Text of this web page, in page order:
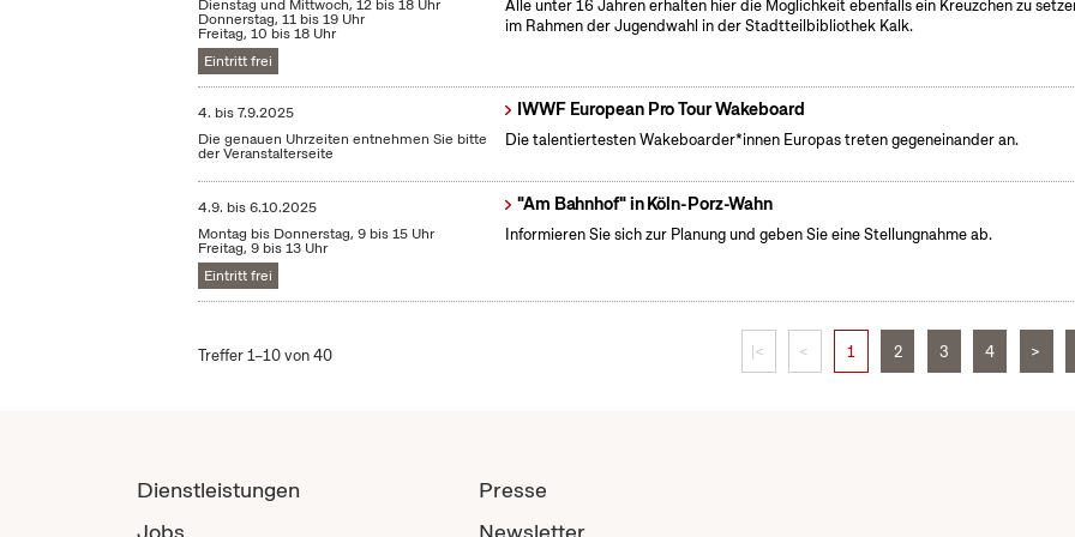
Dienstag und Mittwoch, 12 bis 18 Uhr
Donnerstag, 11 bis 19 Uhr
Freitag, 10 bis 18 Uhr
Eintritt frei
Alle unter 16 Jahren erhalten hier die Möglichkeit ebenfalls ein Kreuzchen zu
im Rahmen der Jugendwahl in der Stadtteilbibliothek Kalk.
4. bis7.9.2025
Die genauen Uhrzeiten entnehmen Sie bitte
der Veranstalterseite
IWWF European Pro Tour Wakeboard
Die talentiertesten Wakeboarder*innen Europas treten gegeneinander an.
4.9. bis6.10.2025
Montag bis Donnerstag, 9 bis 15 Uhr
Freitag, 9 bis 13 Uhr
Eintritt frei
"Am Bahnhof" in Köln-Porz-Wahn
Informieren Sie sich zur Planung und geben Sie eine Stellungnahme ab.
Treffer 1–10 von 40 |< < 1 2 3 4 >
Dienstleistungen
Presse